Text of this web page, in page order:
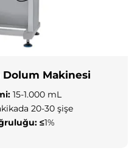
Makinesi
15-1.000 mL
20-30 şişe
≤1%